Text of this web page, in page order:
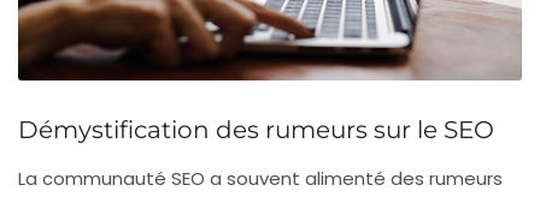
Démystification des rumeurs sur le SEO
La communauté SEO a souvent alimenté des rumeurs